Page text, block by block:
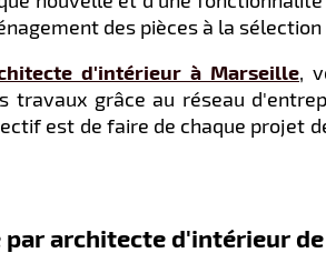
des pièces à la
d'intérieur à Marseille,
travaux grâce au réseau
est de faire de chaque projet
architecte d'intérieur de